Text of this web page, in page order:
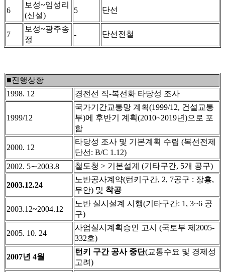
6
보성~임성리
(신설)
5 단선
7
보성~광주송
정
- 단선전철
■진행상황
1998. 12
경전선 직-복선화 타당성 조사
1999/12
국가기간교통망 계획(1999/12, 건설교통
부)에 후반기 계획(2010~2019년)으로 포
함
2000. 12
타당성 조사 및 기본계획 수립 (복선전제
단선: B/C 1.12)
2002. 5∼2003.8
철도청 > 기본설계 (기타구간, 5개 공구)
2003.12.24
노반공사계약(턴키구간, 2, 7공구 : 장흥,
무안) 및 착공
2003.12~2004.12
노반 실시설계 시행(기타구간: 1, 3~6 공
구)
2005. 10. 24
사업실시계획승인 고시 (국토부 제2005-
332호)
2007년 4월
턴키 구간 공사 중단(교통수요 및 경제성
고려)